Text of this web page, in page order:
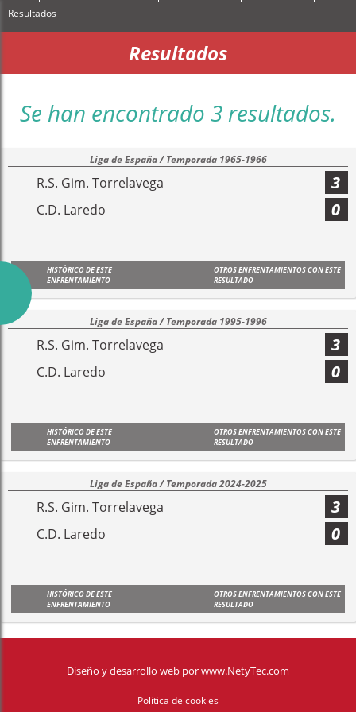
Resultados
Resultados
Se han encontrado 3 resultados.
Liga de España / Temporada 1965-1966
R.S. Gim. Torrelavega 3
C.D. Laredo 0
HISTÓRICO DE ESTE
ENFRENTAMIENTO
OTROS ENFRENTAMIENTOS CON ESTE
RESULTADO
Liga de España / Temporada 1995-1996
R.S. Gim. Torrelavega 3
C.D. Laredo 0
HISTÓRICO DE ESTE
ENFRENTAMIENTO
OTROS ENFRENTAMIENTOS CON ESTE
RESULTADO
Liga de España / Temporada 2024-2025
R.S. Gim. Torrelavega 3
C.D. Laredo 0
HISTÓRICO DE ESTE
ENFRENTAMIENTO
OTROS ENFRENTAMIENTOS CON ESTE
RESULTADO
Diseño y desarrollo web porwww.NetyTec.com
Politica de cookies